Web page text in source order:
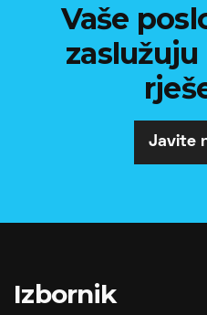
Vaše
Javite
Izbornik